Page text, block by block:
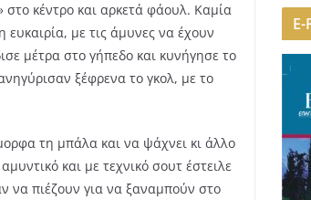
στο κέντρο και αρκετά φάουλ. Καμία
με τις άμυνες να έχουν
μέτρα στο γήπεδο και κυνήγησε το
ξέφρενα το γκολ, με το
τη μπάλα και να ψάχνει κι άλλο
και με τεχνικό σουτ έστειλε
να πιέζουν για να ξαναμπούν στο